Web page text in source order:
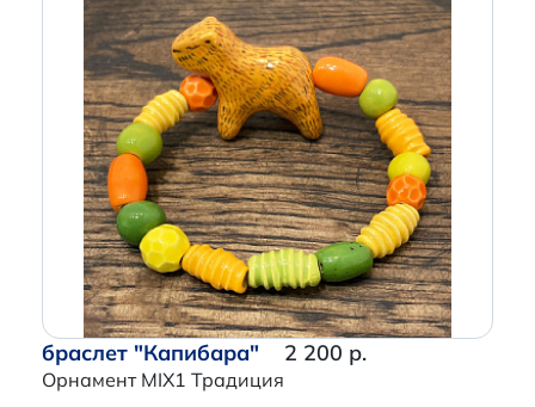
Производитель
браслет "Капибара"
Орнамент MIX1 Традиция
2 200 р.